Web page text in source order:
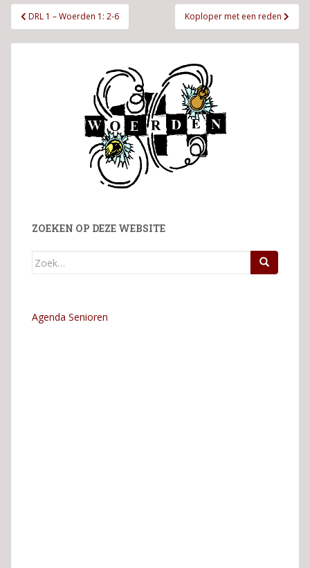
Bericht
navigatie
DRL 1 – Woerden 1: 2-6 Koploper met een reden
ZOEKEN OP DEZE WEBSITE
Zoek
Agenda Senioren